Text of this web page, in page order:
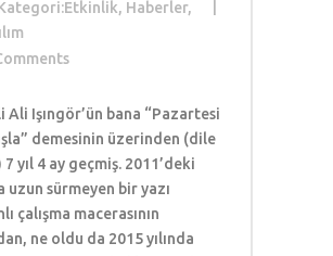
Etkinlik, Haberler,
Ali Işıngör’ün bana “Pazartesi
demesinin üzerinden (dile
yıl 4 ay geçmiş. 2011’deki
uzun sürmeyen bir yazı
çalışma macerasının
ne oldu da 2015 yılında